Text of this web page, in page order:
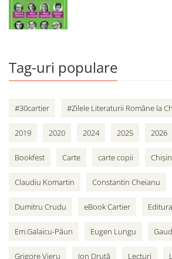
Tag-uri populare
#30cartier #Zilele Literaturii Române la
2019 2020 2024 2025 2026
Bookfest Carte carte copii
Claudiu Komartin Constantin Cheianu
Dumitru Crudu eBook Cartier
Em.Galaicu-Păun Eugen Lungu
Grigore Vieru Ion Druță Lecturi